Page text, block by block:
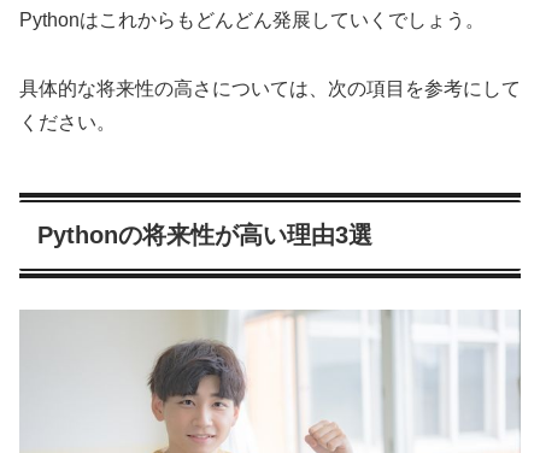
Pythonはこれからもどんどん発展していくでしょう。
具体的な将来性の高さについては、次の項目を参考にして
ください。
Pythonの将来性が高い理由3選